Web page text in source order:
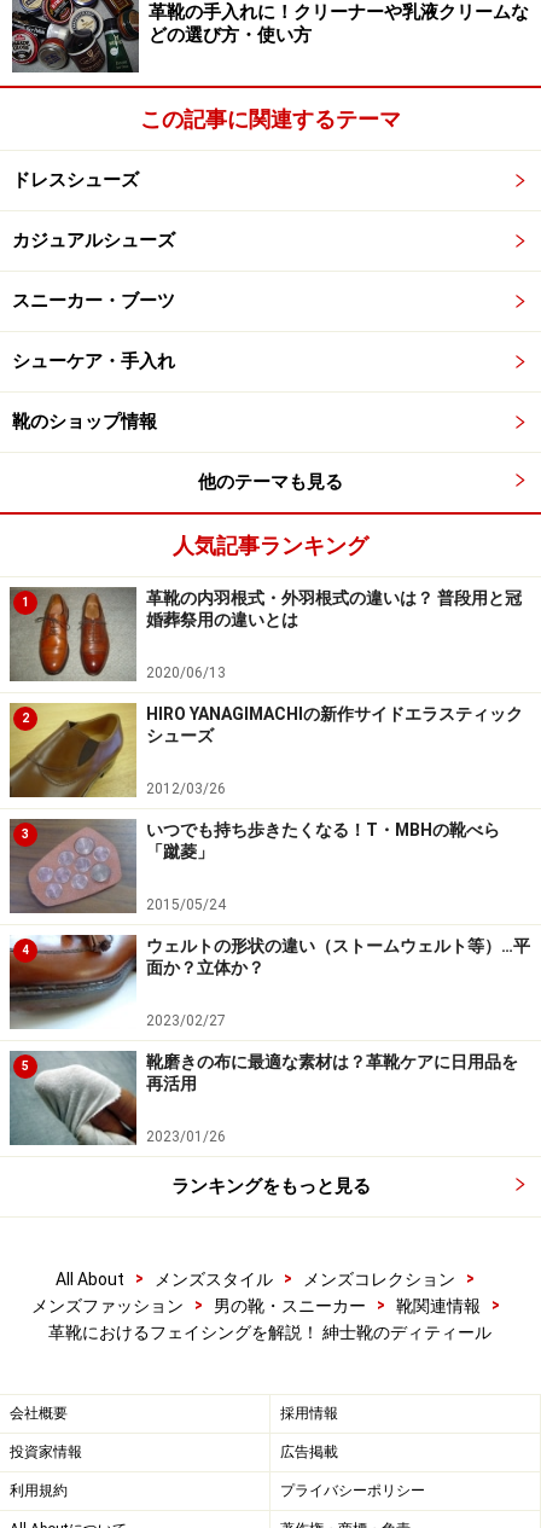
なお、極々稀にですが、
い靴もあります。こちらもブーツの頃からある古いディ
テールで、非常に清楚な印象に仕上がります。特にプレ
ーントウやストレートチップのような元来はスッキリと
したデザインの靴との相性は抜群。個人的にはこちらの
今日の紳士靴では極めて稀にですが、鳩目の下に連なる縫い
目そのものが存在しない靴もあります。ブーツが紳士靴の主
流だった頃から存在する非常に古典的な意匠で、どことなく
清楚な印象を有しています。復活してほしいなぁ……
アデレイド：ステッチの緩急が強調される
向かって左（右足）が内羽根式の通常のステッチを有してい
るものであるのに対し、向かって右（左足）が「アデレイ
ド」と呼ばれる鳩目周りが刳り抜かれた意匠を有するもので
す。曲線が強調される分、後者の方が少しグラマラスな印象
に仕上がるかな？
内羽根式の靴では鳩目廻りは通常、前ページでも紹介し
た「個々の鳩目の下に連なる縫い目線」と「前半分と後
半分とを分ける縫い目線」で囲まれます。それに対し、
前半分と後半分とが縫い目で分割されずに一体化し、鳩
目廻りのみを独立させ、竪琴の枠のような形状に刳り抜
いて設置する場合もあります。このディテールを
レイド」と呼びます。
ビスポークの靴（既製品ではなく顧客の要望や足型に応
じ一足単位で作成されたフルオーダーメードの靴）で
は、以前からそれほど珍しくはない意匠でしたが、日本
で注目されるようになったのは1993～4年頃でしょう
子により再興し、ここの既製靴の中にその意匠を含んだ
ものが日本でも売り出されたあたりからだったと記憶し
ています。
ところで、このディテールをどうして「アデレイド」と
称するのか、これが実はハッキリとは判明していませ
ん。恐らくはこの仕様を採用し、前述のジョージ・クレ
バリーのもの以上に人気の高かったジョン・ロブ(パリ)
革靴の手入れに！クリーナーや乳液クリームな
どの選び方・使い方
この記事に関連するテーマ
ドレスシューズ
カジュアルシューズ
スニーカー・ブーツ
シューケア・手入れ
靴のショップ情報
他のテーマも見る
人気記事ランキング
1
革靴の内羽根式・外羽根式の違いは？ 普段用と冠
婚葬祭用の違いとは
2020/06/13
2
HIRO YANAGIMACHIの新作サイドエラスティック
シューズ
2012/03/26
3
いつでも持ち歩きたくなる！T・MBHの靴べら
「蹴菱」
2015/05/24
4
ウェルトの形状の違い（ストームウェルト等）…平
面か？立体か？
2023/02/27
5
靴磨きの布に最適な素材は？革靴ケアに日用品を
再活用
2023/01/26
ランキングをもっと見る
All About > メンズスタイル > メンズコレクション
>
メンズファッション
> 男の靴・スニーカー > 靴関連情報
>
革靴におけるフェイシングを解説！ 紳士靴のディティール
会社概要 採用情報
投資家情報 広告掲載
利用規約 プライバシーポリシー